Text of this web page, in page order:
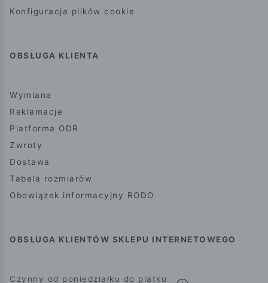
Konfiguracja plików cookie
OBSŁUGA KLIENTA
Wymiana
Reklamacje
Platforma ODR
Zwroty
Dostawa
Tabela rozmiarów
Obowiązek informacyjny RODO
OBSŁUGA KLIENTÓW SKLEPU INTERNETOWEGO
Czynny od poniedziałku do piątku